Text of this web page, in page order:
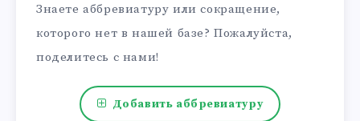
Знаете аббревиатуру или сокращение,
которого нет в нашей базе? Пожалуйста,
поделитесь с нами!
Добавить аббревиатуру